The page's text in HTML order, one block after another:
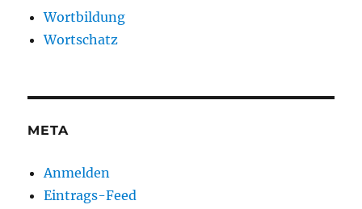
Wortbildung
Wortschatz
META
Anmelden
Eintrags-Feed